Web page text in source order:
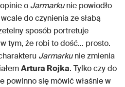
o Jarmarkunie powiodło
do czynienia ze słabą
sposób portretuje
tym, że robi to dość… prosto.
Jarmarkunie zmienia
Artura Rojka. Tylko czy do
powinno się mówić właśnie w